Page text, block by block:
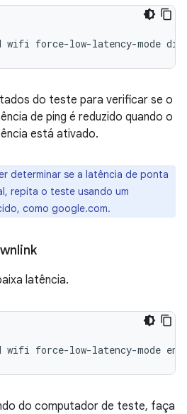
do teste para verificar se o
de ping é reduzido quando o
está ativado.
determinar se a latência de ponta
repita o teste usando um
como google.com.
latência.
do computador de teste, faça